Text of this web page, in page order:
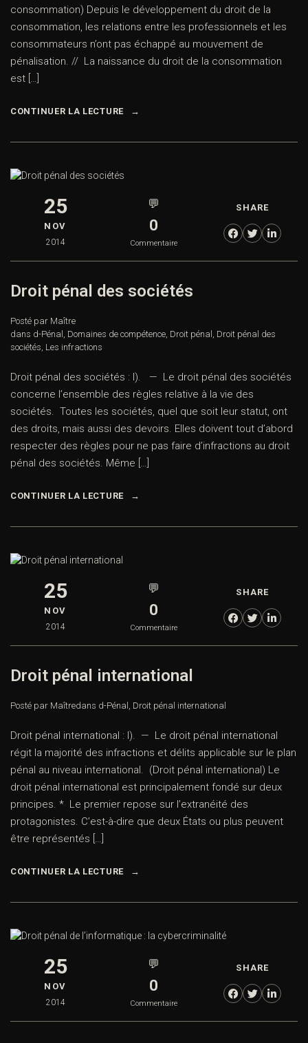
consommation) Depuis le développement du droit de la
consommation, les relations entre les professionnels et les
consommateurs n’ont pas échappé au mouvement de
pénalisation. // La naissance du droit de la consommation
est […]
CONTINUER LA LECTURE
25
NOV
2014
💬
0
Commentaire
SHARE
Droit pénal des sociétés
Posté par Maître
dans d-Pénal , Domaines de compétence, Droit pénal , Droit pénal des
sociétés, Les infractions
Droit pénal des sociétés : I). — Le droit pénal des sociétés
concerne l’ensemble des règles relative à la vie des
sociétés. Toutes les sociétés, quel que soit leur statut, ont
des droits, mais aussi des devoirs. Elles doivent tout d’abord
respecter des règles pour ne pas faire d’infractions au droit
pénal des sociétés. Même […]
CONTINUER LA LECTURE
25
NOV
2014
💬
0
Commentaire
SHARE
Droit pénal international
Posté par Maîtredans d-Pénal , Droit pénal international
Droit pénal international : I). — Le droit pénal international
régit la majorité des infractions et délits applicable sur le plan
pénal au niveau international. (Droit pénal international) Le
droit pénal international est principalement fondé sur deux
principes. * Le premier repose sur l’extranéité des
protagonistes. C’est-à-dire que deux États ou plus peuvent
être représentés […]
CONTINUER LA LECTURE
25
NOV
2014
💬
0
Commentaire
SHARE